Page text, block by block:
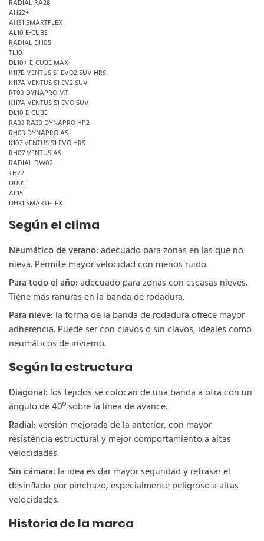
RADIAL RA28
AH22+
AH31 SMARTFLEX
AL10 E-CUBE
RADIAL DH05
TL10
DL10+ E-CUBE MAX
K117B VENTUS S1 EVO2 SUV HRS
K117A VENTUS S1 EV2 SUV
RT03 DYNAPRO MT
K117A VENTUS S1 EVO SUV
DL10 E-CUBE
RA33 RA33 DYNAPRO HP2
RH03 DYNAPRO AS
K107 VENTUS S1 EVO HRS
RH07 VENTUS AS
RADIAL DW02
TH22
DU01
AL15
DH31 SMARTFLEX
Según el clima
Neumático de verano:adecuado para zonas en las que no
nieva. Permite mayor velocidad con menos ruido.
Para todo el año:adecuado para zonas con escasas nieves.
Tiene más ranuras en la banda de rodadura.
Para nieve: la forma de la banda de rodadura ofrece mayor
adherencia. Puede ser con clavos o sin clavos, ideales como
neumáticos de invierno.
Según la estructura
Diagonal: los tejidos se colocan de una banda a otra con un
ángulo de 40º sobre la línea de avance.
Radial:versión mejorada de la anterior, con mayor
resistencia estructural y mejor comportamiento a altas
velocidades.
Sin cámara: la idea es dar mayor seguridad y retrasar el
desinflado por pinchazo, especialmente peligroso a altas
velocidades.
Historia de la marca